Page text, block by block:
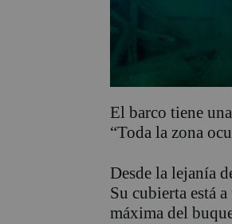
El barco tiene
“Toda la zona
Desde la lejanía
Su cubierta está
máxima del